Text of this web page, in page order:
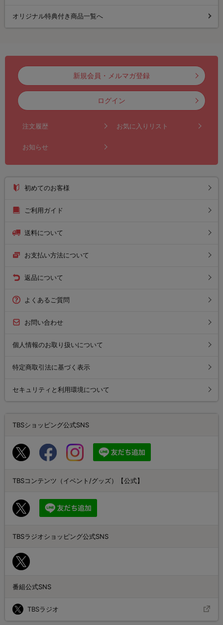
オリジナル特典付き商品一覧へ
新規会員・メルマガ登録
ログイン
注文履歴 お気に入りリスト
お知らせ
初めてのお客様
ご利用ガイド
送料について
お支払い方法について
返品について
よくあるご質問
お問い合わせ
個人情報のお取り扱いについて
特定商取引法に基づく表示
セキュリティと利用環境について
TBSショッピング公式SNS
TBSコンテンツ（イベント/グッズ）【公式】
TBSラジオショッピング公式SNS
番組公式SNS
TBSラジオ